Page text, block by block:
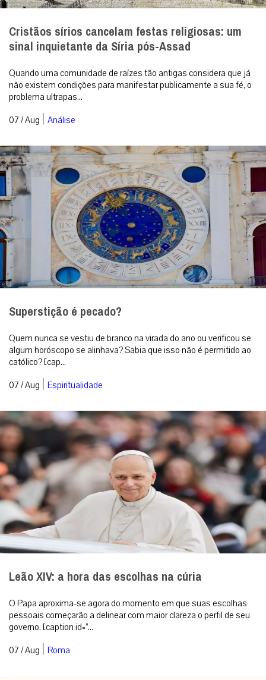
Cristãos sírios cancelam festas religiosas: um
sinal inquietante da Síria pós-Assad
Quando uma comunidade de raízes tão antigas considera que já
não existem condições para manifestar publicamente a sua fé, o
problema ultrapas...
07 / Aug | Análise
Superstição é pecado?
Quem nunca se vestiu de branco na virada do ano ou verificou se
algum horóscopo se alinhava? Sabia que isso não é permitido ao
católico? [cap...
07 / Aug | Espiritualidade
Leão XIV: a hora das escolhas na cúria
O Papa aproxima-se agora do momento em que suas escolhas
pessoais começarão a delinear com maior clareza o perfil de seu
governo. [caption id=”...
07 / Aug | Roma